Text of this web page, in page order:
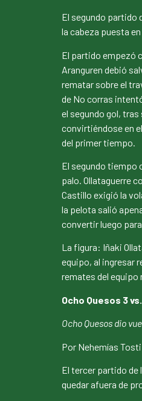
El segundo partido
la cabeza puesta
El partido empezó
Aranguren debió
rematar sobre el
de No corras
el segundo gol,
convirtiéndose en
del primer tiempo.
El segundo tiempo
palo. Ollataguerre
Castillo exigió la
la pelota salió
convertir luego
La figura: Iñaki
equipo, al ingresar
remates del equipo
Ocho Quesos 3
Ocho Quesos dio
Por Nehemías Tosti
El tercer partido de
quedar afuera de